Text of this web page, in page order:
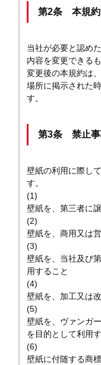
第2条 本規約
当社が必要と認め
内容を変更できる
変更後の本規約は
場所に掲示された
す。
第3条 禁止
壁紙の利用に際し
す。
(1)
壁紙を、第三者に
(2)
壁紙を、商用又は
(3)
壁紙を、当社及び
用すること
(4)
壁紙を、加工又は
(5)
壁紙を、ヴァンガ
を目的として利用
(6)
壁紙に付随する商